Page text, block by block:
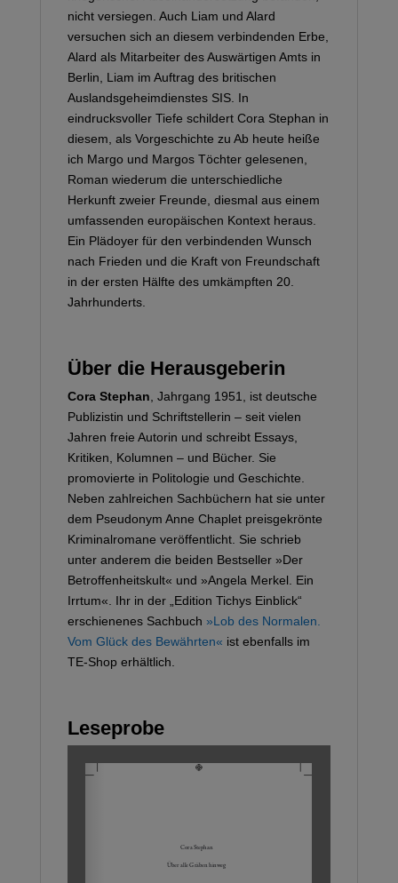
nicht versiegen. Auch Liam und Alard
versuchen sich an diesem verbindenden Erbe,
Alard als Mitarbeiter des Auswärtigen Amts in
Berlin, Liam im Auftrag des britischen
Auslandsgeheimdienstes SIS. In
eindrucksvoller Tiefe schildert Cora Stephan in
diesem, als Vorgeschichte zu Ab heute heiße
ich Margo und Margos Töchter gelesenen,
Roman wiederum die unterschiedliche
Herkunft zweier Freunde, diesmal aus einem
umfassenden europäischen Kontext heraus.
Ein Plädoyer für den verbindenden Wunsch
nach Frieden und die Kraft von Freundschaft
in der ersten Hälfte des umkämpften 20.
Jahrhunderts.
Über die Herausgeberin
Cora Stephan, Jahrgang 1951, ist deutsche
Publizistin und Schriftstellerin – seit vielen
Jahren freie Autorin und schreibt Essays,
Kritiken, Kolumnen – und Bücher. Sie
promovierte in Politologie und Geschichte.
Neben zahlreichen Sachbüchern hat sie unter
dem Pseudonym Anne Chaplet preisgekrönte
Kriminalromane veröffentlicht. Sie schrieb
unter anderem die beiden Bestseller »Der
Betroffenheitskult« und »Angela Merkel. Ein
Irrtum«. Ihr in der „Edition Tichys Einblick“
erschienenes Sachbuch »Lob des Normalen.
Vom Glück des Bewährten« ist ebenfalls im
TE-Shop erhältlich.
Leseprobe